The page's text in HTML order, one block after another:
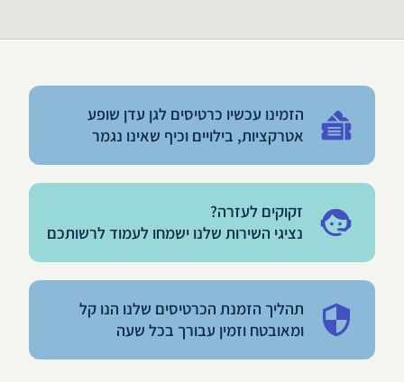
הזמינו עכשיו כרטיסים לגן עדן שופע
אטרקציות, בילויים וכיף שאינו נגמר
זקוקים לעזרה?
נציגי השירות שלנו ישמחו לעמוד לרשותכם
תהליך הזמנת הכרטיסים שלנו הנו קל
ומאובטח וזמין עבורך בכל שעה